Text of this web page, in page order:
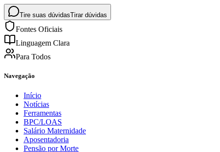
Tire suas dúvidasTirar dúvidas
Fontes Oficiais
Linguagem Clara
Para Todos
Navegação
Início
Notícias
Ferramentas
BPC/LOAS
Salário Maternidade
Aposentadoria
Pensão por Morte